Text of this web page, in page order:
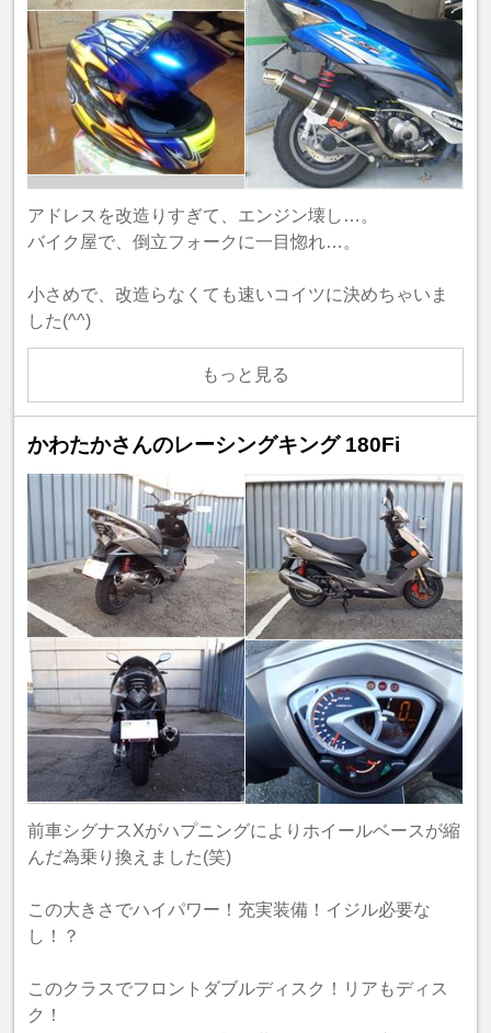
アドレスを改造りすぎて、エンジン壊し…。
バイク屋で、倒立フォークに一目惚れ…。
小さめで、改造らなくても速いコイツに決めちゃいま
した(^^)
もっと見る
かわたかさんのレーシングキング 180Fi
前車シグナスXがハプニングによりホイールベースが縮
んだ為乗り換えました(笑)
この大きさでハイパワー！充実装備！イジル必要な
し！？
このクラスでフロントダブルディスク！リアもディス
ク！